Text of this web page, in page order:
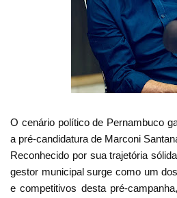
O cenário político de Pernambuco
a pré-candidatura de Marconi
Reconhecido por sua trajetória
gestor municipal surge como um
e competitivos desta pré-